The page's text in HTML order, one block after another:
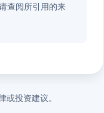
查阅所引用的来
投资建议。